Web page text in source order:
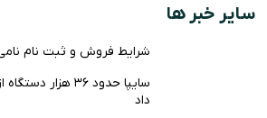
سایر خبر ها
شرایط فروش و ثبت نام
سایپا حدود ۳۶
داد